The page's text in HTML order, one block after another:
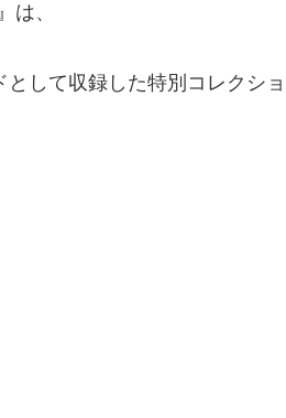
は、
して収録した特別コレクショ